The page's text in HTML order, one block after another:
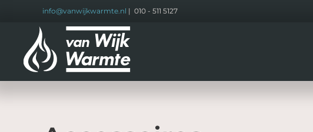
Terug
naar
hoofdinhoud
info@vanwijkwarmte.nl | 010 - 511 5127